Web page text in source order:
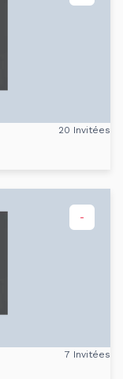
20 Invitées
-
7 Invitées